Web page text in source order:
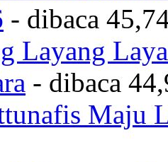
- dibaca
Layang
- dibaca
Maju